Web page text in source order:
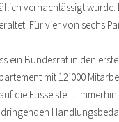
vernachlässigt wurde.
Für vier von sechs
ein Bundesrat in den
mit 12’000
die Füsse stellt.